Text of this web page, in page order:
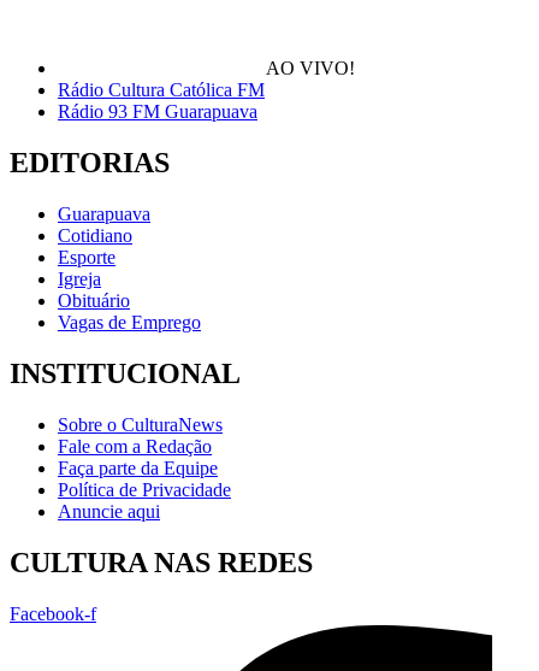
AO VIVO!
Rádio Cultura Católica FM
Rádio 93 FM Guarapuava
EDITORIAS
Guarapuava
Cotidiano
Esporte
Igreja
Obituário
Vagas de Emprego
INSTITUCIONAL
Sobre o CulturaNews
Fale com a Redação
Faça parte da Equipe
Política de Privacidade
Anuncie aqui
CULTURA NAS REDES
Facebook-f